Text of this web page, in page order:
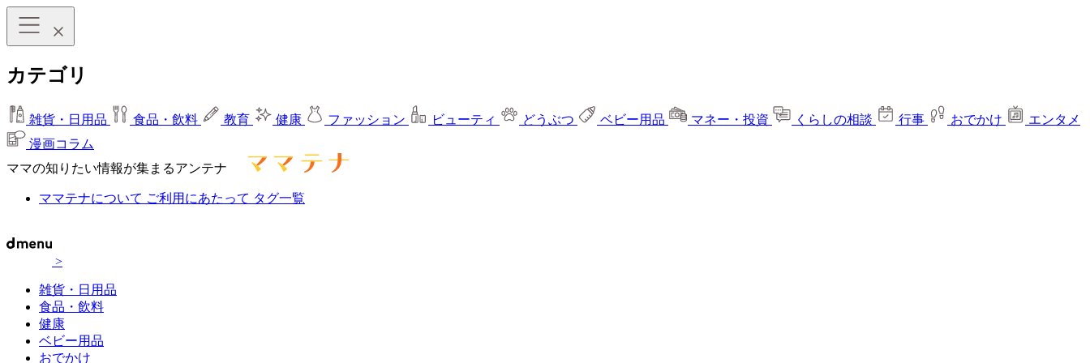
カテゴリ
雑貨・日用品 食品・飲料 教育 健康 ファッション ビューティ どうぶつ ベビー用品 マネー・投資 くらしの相談 行事 おでかけ
エンタメ
漫画コラム
ママの知りたい情報が集まるアンテナ
ママテナについて ご利用にあたって タグ一覧
>
雑貨・日用品
食品・飲料
健康
ベビー用品
おでかけ